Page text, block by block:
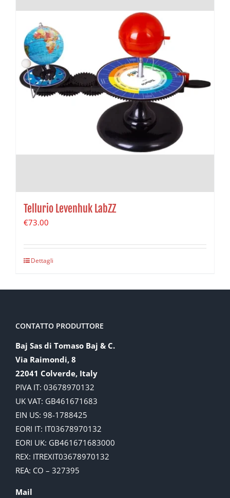
Tellurio Levenhuk LabZZ
€73.00
Dettagli
CONTATTO PRODUTTORE
Baj Sas di Tomaso Baj & C.
Via Raimondi, 8
22041 Colverde, Italy
PIVA IT: 03678970132
UK VAT: GB461671683
EIN US: 98-1788425
EORI IT: IT03678970132
EORI UK: GB461671683000
REX: ITREXIT03678970132
REA: CO – 327395
Mail